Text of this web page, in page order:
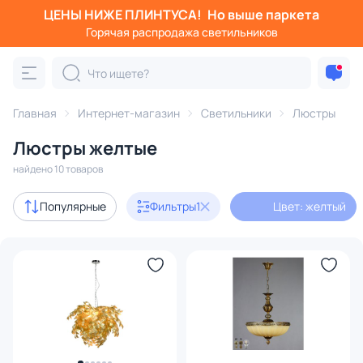
ЦЕНЫ НИЖЕ ПЛИНТУСА! Но выше паркета
Горячая распродажа светильников
Главная Интернет-магазин Светильники Люстры
Люстры желтые
найдено 10 товаров
Популярные Фильтры1 Цвет: желтый
Фильтры
Категория:
подвесные потолочные
Дизайнерский свет